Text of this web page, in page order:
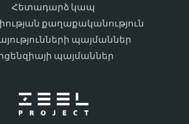
Հետադարձ կապ
քաղաքականություն
պայմաններ
պայմաններ